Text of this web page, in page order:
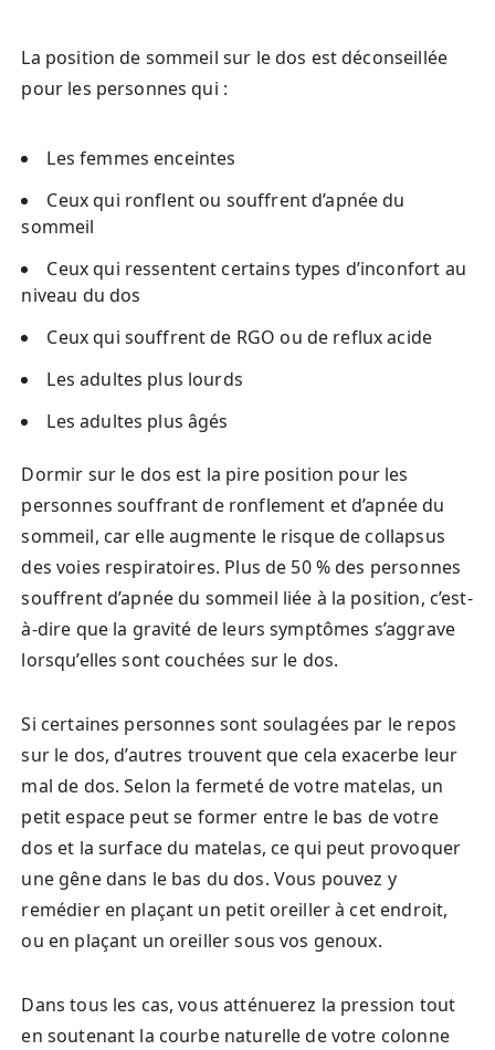
La position de sommeil sur le dos est déconseillée
pour les personnes qui :
Les femmes enceintes
Ceux qui ronflent ou souffrent d’apnée du
sommeil
Ceux qui ressentent certains types d’inconfort au
niveau du dos
Ceux qui souffrent de RGO ou de reflux acide
Les adultes plus lourds
Les adultes plus âgés
Dormir sur le dos est la pire position pour les
personnes souffrant de ronflement et d’apnée du
sommeil, car elle augmente le risque de collapsus
des voies respiratoires. Plus de 50 % des personnes
souffrent d’apnée du sommeil liée à la position, c’est-
à-dire que la gravité de leurs symptômes s’aggrave
lorsqu’elles sont couchées sur le dos.
Si certaines personnes sont soulagées par le repos
sur le dos, d’autres trouvent que cela exacerbe leur
mal de dos. Selon la fermeté de votre matelas, un
petit espace peut se former entre le bas de votre
dos et la surface du matelas, ce qui peut provoquer
une gêne dans le bas du dos. Vous pouvez y
remédier en plaçant un petit oreiller à cet endroit,
ou en plaçant un oreiller sous vos genoux.
Dans tous les cas, vous atténuerez la pression tout
en soutenant la courbe naturelle de votre colonne